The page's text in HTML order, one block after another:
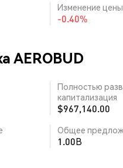
Изменение цены
-0.40%
AEROBUD
Полностью
капитализация
$967,140.00
Общее
1.00B